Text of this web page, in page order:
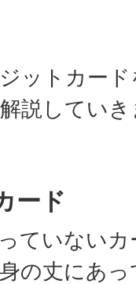
ットカー
説してい
ード
ていない
の丈にあ